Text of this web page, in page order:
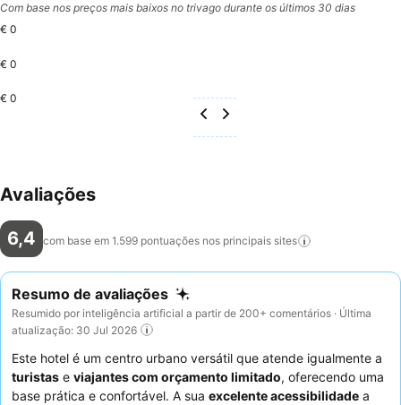
Com base nos preços mais baixos no trivago durante os últimos 30 dias
€ 0
€ 0
€ 0
Avaliações
6,4 com base em 1.599 pontuações nos principais sites
Resumo de avaliações
Resumido por inteligência artificial a partir de 200+ comentários · Última
atualização: 30 Jul 2026
Este hotel é um centro urbano versátil que atende igualmente a
turistas e viajantes com orçamento limitado, oferecendo uma
base prática e confortável. A sua excelente acessibilidade a